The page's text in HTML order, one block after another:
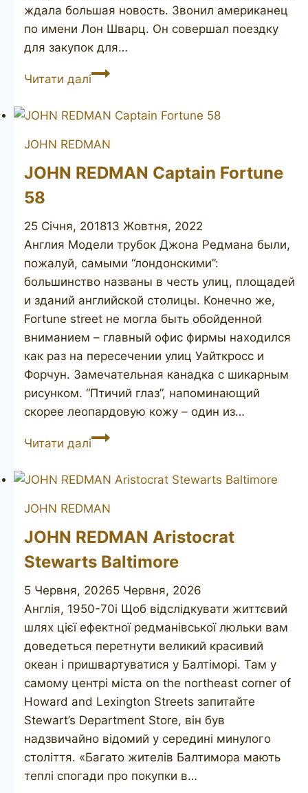
ждала большая новость. Звонил американец
по имени Лон Шварц. Он совершал поездку
для закупок для…
Читати даліJOHN
Aristocrat
Pipe
Lon
JOHN REDMAN
JOHN REDMAN Captain Fortune
58
25 Січня, 201813 Жовтня, 2022
Англия Модели трубок Джона Редмана были,
пожалуй, самыми “лондонскими”:
большинство названы в честь улиц, площадей
и зданий английской столицы. Конечно же,
Fortune street не могла быть обойденной
вниманием – главный офис фирмы находился
как раз на пересечении улиц Уайткросс и
Форчун. Замечательная канадка с шикарным
рисунком. “Птичий глаз”, напоминающий
скорее леопардовую кожу – один из…
Читати даліJOHN
Captain
58
JOHN REDMAN
JOHN REDMAN Aristocrat
Stewarts Baltimore
5 Червня, 20265 Червня, 2026
Англія, 1950-70і Щоб відслідкувати життєвий
шлях цієї ефектної редманівської люльки вам
доведеться перетнути великий красивий
океан і пришвартуватися у Балтіморі. Там у
самому центрі міста on the northeast corner of
Howard and Lexington Streets запитайте
Stewart’s Department Store, він був
надзвичайно відомий у середині минулого
століття. «Багато жителів Балтимора мають
теплі спогади про покупки в…